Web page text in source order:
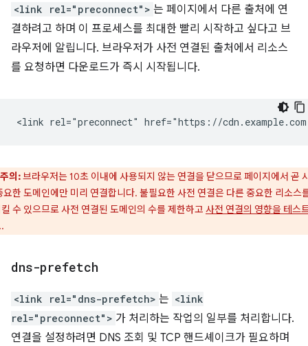
<link rel="preconnect"> 는 페이지에서 다른 출처에 연
결하려고 하며 이 프로세스를 최대한 빨리 시작하고 싶다고 브
라우저에 알립니다. 브라우저가 사전 연결된 출처에서 리소스
를 요청하면 다운로드가 즉시 시작됩니다.
주의:브라우저는 10초 이내에 사용되지 않는 연결을 닫으므로 페이지에서 곧
요한 도메인에만 미리 연결합니다. 불필요한 사전 연결은 다른 중요한 리소스
수 있으므로 사전 연결된 도메인의 수를 제한하고 사전 연결의 영향을 테스
dns-prefetch
<link rel="dns-prefetch> 는 <link
rel="preconnect"> 가 처리하는 작업의 일부를 처리합니다.
연결을 설정하려면 DNS 조회 및 TCP 핸드셰이크가 필요하며